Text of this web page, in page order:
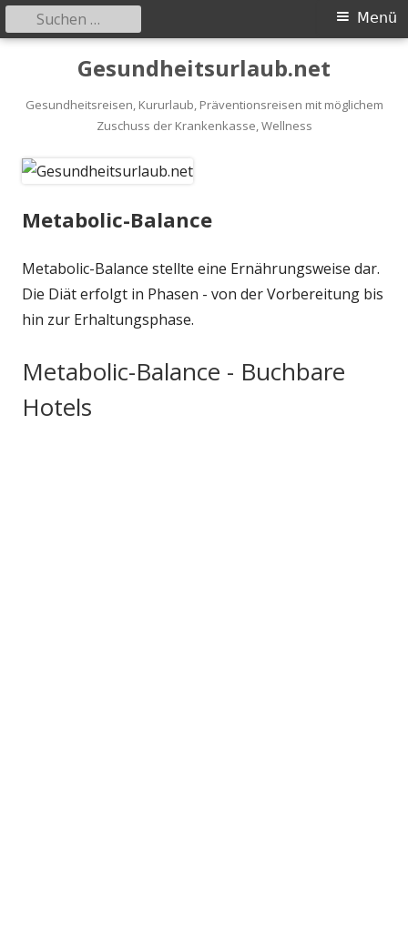
Inhalt
Gesundheitsurlaub.net
Gesundheitsreisen, Kururlaub, Präventionsreisen mit möglichem
Zuschuss der Krankenkasse, Wellness
Primäres
Menü
Suchen
nach:
Metabolic-Balance
Metabolic-Balance stellte eine Ernährungsweise dar.
Die Diät erfolgt in Phasen - von der Vorbereitung bis
hin zur Erhaltungsphase.
Metabolic-Balance - Buchbare
Hotels